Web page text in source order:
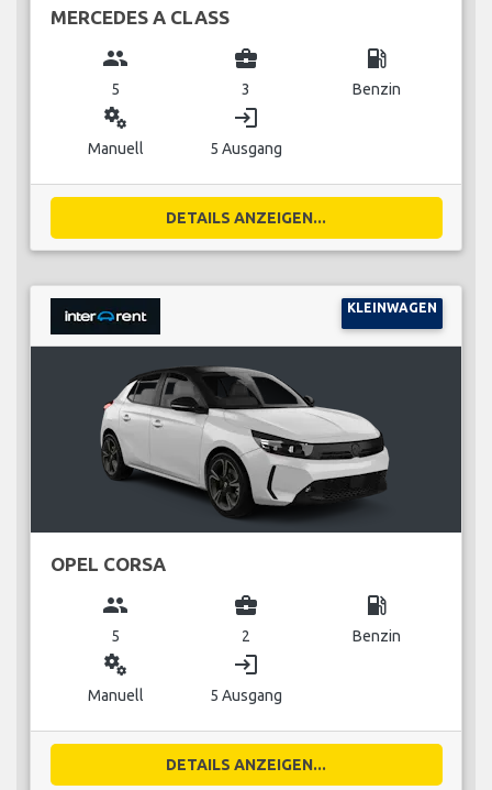
MERCEDES A CLASS
group
5
business_center
3
local_gas_station
Benzin
miscellaneous_services
Manuell
login
5 Ausgang
DETAILS ANZEIGEN...
KLEINWAGEN
OPEL CORSA
group
5
business_center
2
local_gas_station
Benzin
miscellaneous_services
Manuell
login
5 Ausgang
DETAILS ANZEIGEN...